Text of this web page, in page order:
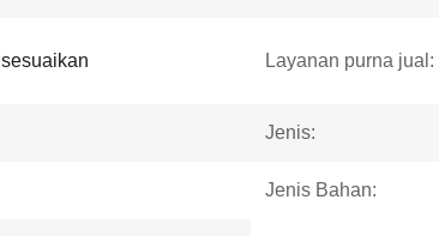
Layanan purna jual:
Jenis:
Jenis Bahan: